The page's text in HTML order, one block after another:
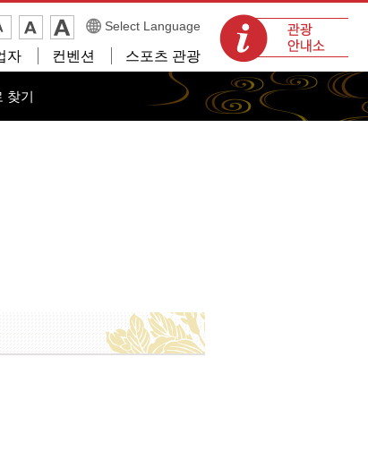
관광 안내소
Select Language
자 컨벤션 스포츠 관광
찾기